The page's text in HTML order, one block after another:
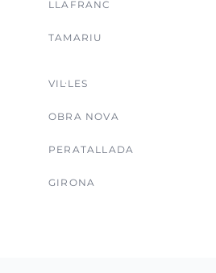
LLAFRANC
TAMARIU
VIL·LES
OBRA NOVA
PERATALLADA
GIRONA